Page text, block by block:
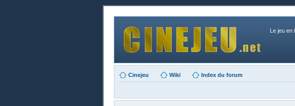
Le jeu en
Cinejeu Wiki Index du forum